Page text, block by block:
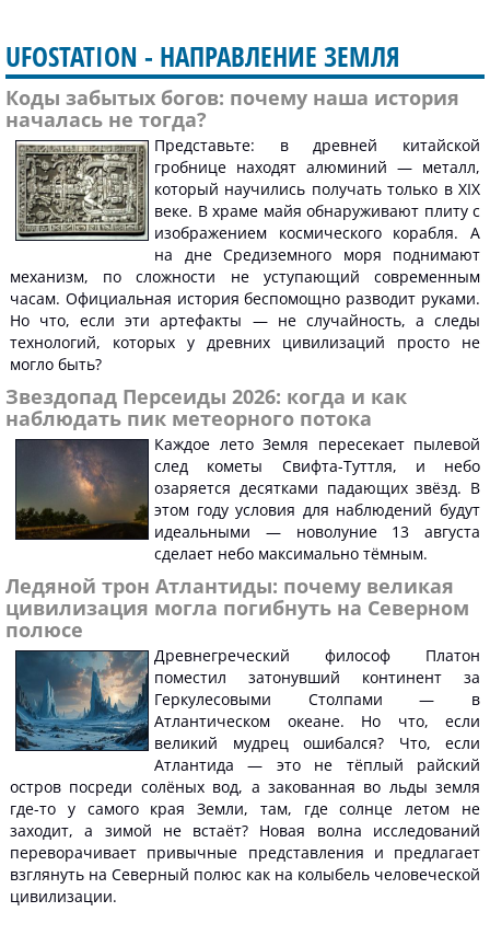
UFOSTATION - НАПРАВЛЕНИЕ ЗЕМЛЯ
Коды забытых богов: почему наша история
началась не тогда?
Представьте: в древней китайской
гробнице находят алюминий — металл,
который научились получать только в XIX
веке. В храме майя обнаруживают плиту с
изображением космического корабля. А
на дне Средиземного моря поднимают
механизм, по сложности не уступающий современным
часам. Официальная история беспомощно разводит руками.
Но что, если эти артефакты — не случайность, а следы
технологий, которых у древних цивилизаций просто не
могло быть?
Звездопад Персеиды 2026: когда и как
наблюдать пик метеорного потока
Каждое лето Земля пересекает пылевой
след кометы Свифта-Туттля, и небо
озаряется десятками падающих звёзд. В
этом году условия для наблюдений будут
идеальными — новолуние 13 августа
сделает небо максимально тёмным.
Ледяной трон Атлантиды: почему великая
цивилизация могла погибнуть на Северном
полюсе
Древнегреческий философ Платон
поместил затонувший континент за
Геркулесовыми Столпами — в
Атлантическом океане. Но что, если
великий мудрец ошибался? Что, если
Атлантида — это не тёплый райский
остров посреди солёных вод, а закованная во льды земля
где-то у самого края Земли, там, где солнце летом не
заходит, а зимой не встаёт? Новая волна исследований
переворачивает привычные представления и предлагает
взглянуть на Северный полюс как на колыбель человеческой
цивилизации.